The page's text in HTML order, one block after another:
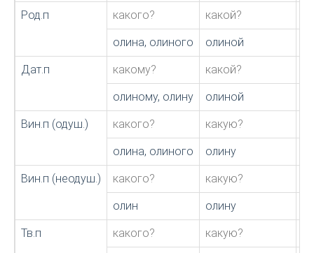
Род.п какого? какой?
олина, олиного олиной
Дат.п какому? какой?
олиному, олину олиной
Вин.п (одуш.) какого? какую?
олина, олиного олину
Вин.п (неодуш.) какого? какую?
олин олину
Тв.п какого? какую?